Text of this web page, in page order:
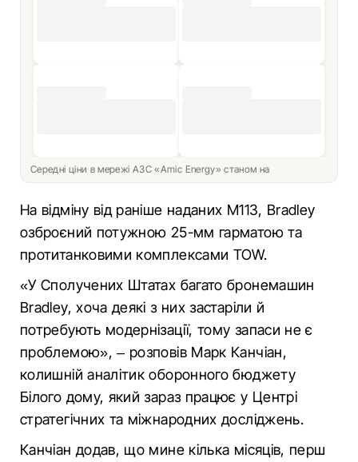
Середні ціни в мережі АЗС «Amic Energy» станом на
На відміну від раніше наданих M113, Bradley
озброєний потужною 25-мм гарматою та
протитанковими комплексами TOW.
«У Сполучених Штатах багато бронемашин
Bradley, хоча деякі з них застаріли й
потребують модернізації, тому запаси не є
проблемою», – розповів Марк Канчіан,
колишній аналітик оборонного бюджету
Білого дому, який зараз працює у Центрі
стратегічних та міжнародних досліджень.
Канчіан додав, що мине кілька місяців, перш